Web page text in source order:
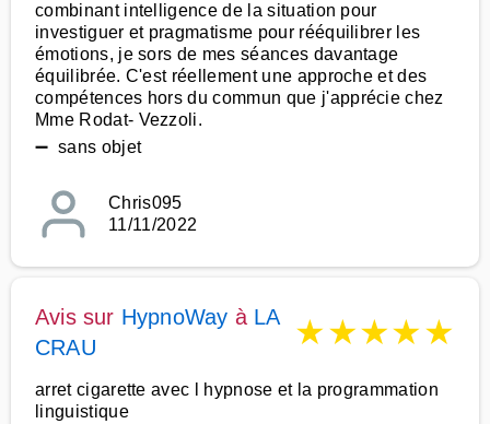
combinant intelligence de la situation pour
investiguer et pragmatisme pour rééquilibrer les
émotions, je sors de mes séances davantage
équilibrée. C'est réellement une approche et des
compétences hors du commun que j'apprécie chez
Mme Rodat- Vezzoli.
➖ sans objet
Chris095
11/11/2022
Avis sur HypnoWay à LA
CRAU
★★★★★
arret cigarette avec l hypnose et la programmation
linguistique